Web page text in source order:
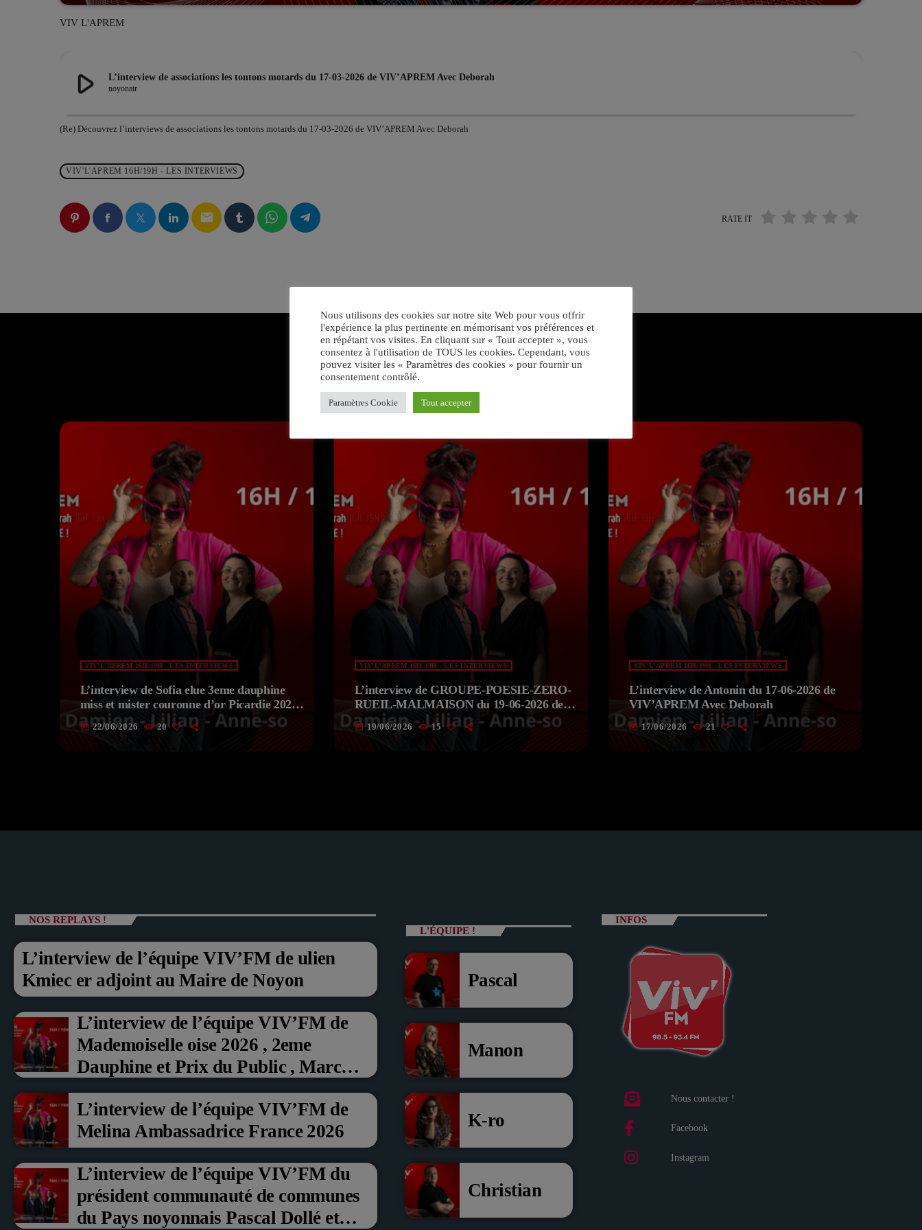
VIV L'APREM
play_arrow L’interview de associations les tontons motards du 17-03-2026 de VIV’APREM Avec Deborah
noyonair
(Re) Découvrez l’interviews de associations les tontons motards du 17-03-2026 de VIV’APREM Avec Deborah
VIV'L'APREM 16H/19H - LES INTERVIEWS
email RATE IT
VOUS AIMEREZ AUSSI
VIV'L'APREM 16H/19H - LES INTERVIEWS
L’interview de Sofia elue 3eme dauphine
miss et mister couronne d’or Picardie 2026
du 22-06-2026 de VIV’APREM Avec
Deborah
today 22/06/2026 20
VIV'L'APREM 16H/19H - LES INTERVIEWS
L’interview de GROUPE-POESIE-ZERO-
RUEIL-MALMAISON du 19-06-2026 de
VIV’APREM Avec Deborah
today 19/06/2026 15
VIV'L'APREM 16H/19H - LES INTERVIEWS
L’interview de Antonin du 17-06-2026 de
VIV’APREM Avec Deborah
today 17/06/2026 21
NOS REPLAYS !
L’interview de l’équipe VIV’FM de ulien
Kmiec er adjoint au Maire de Noyon
L’interview de l’équipe VIV’FM de
Mademoiselle oise 2026 , 2eme
Dauphine et Prix du Public , Marche
aux fruits rouge Noyon 2026
L’interview de l’équipe VIV’FM de
Melina Ambassadrice France 2026
L’interview de l’équipe VIV’FM du
président communauté de communes
du Pays noyonnais Pascal Dollé et
L'ÉQUIPE !
Pascal
Manon
K-ro
Christian
INFOS
Nous contacter !
Facebook
Instagram
Nous utilisons des cookies sur notre site Web pour vous offrir
l'expérience la plus pertinente en mémorisant vos préférences et
en répétant vos visites. En cliquant sur « Tout accepter », vous
consentez à l'utilisation de TOUS les cookies. Cependant, vous
pouvez visiter les « Paramètres des cookies » pour fournir un
consentement contrôlé.
Paramètres Cookie Tout accepter